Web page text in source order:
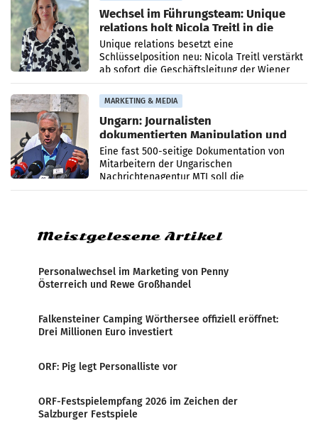
Wechsel im Führungsteam: Unique
relations holt Nicola Treitl in die
Geschäftsleitung
Unique relations besetzt eine
Schlüsselposition neu: Nicola Treitl verstärkt
ab sofort die Geschäftsleitung der Wiener
PR-Agentur an der Seite von Josef Kalina und
Anna Kalina-Mahr.
MARKETING & MEDIA
Ungarn: Journalisten
dokumentierten Manipulation und
Zensur
Eine fast 500-seitige Dokumentation von
Mitarbeitern der Ungarischen
Nachrichtenagentur MTI soll die
systematische Nachrichten-Manipulation und
Meistgelesene Artikel
Personalwechsel im Marketing von Penny
Österreich und Rewe Großhandel
Falkensteiner Camping Wörthersee offiziell eröffnet:
Drei Millionen Euro investiert
ORF: Pig legt Personalliste vor
ORF-Festspielempfang 2026 im Zeichen der
Salzburger Festspiele